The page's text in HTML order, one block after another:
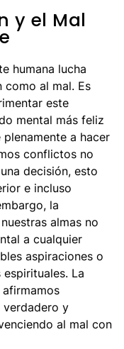
y el Mal
humana lucha
al mal. Es
este
mental más feliz
a hacer
conflictos no
decisión, esto
e incluso
la
almas no
a cualquier
aspiraciones o
La
verdadero y
al mal con